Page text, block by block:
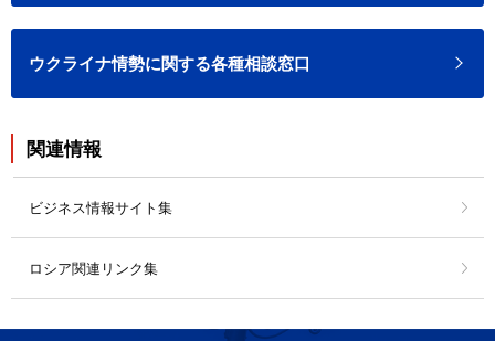
ウクライナ情勢に関する各種相談窓口
関連情報
ビジネス情報サイト集
ロシア関連リンク集